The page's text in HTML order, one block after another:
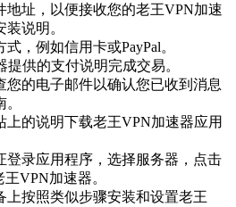
地址，以便接收您的老王VPN加速
说明。
，例如信用卡或PayPal。
供的支付说明完成交易。
您的电子邮件以确认您已收到消息
上的说明下载老王VPN加速器应用
登录应用程序，选择服务器，点击
VPN加速器。
上按照类似步骤安装和设置老王